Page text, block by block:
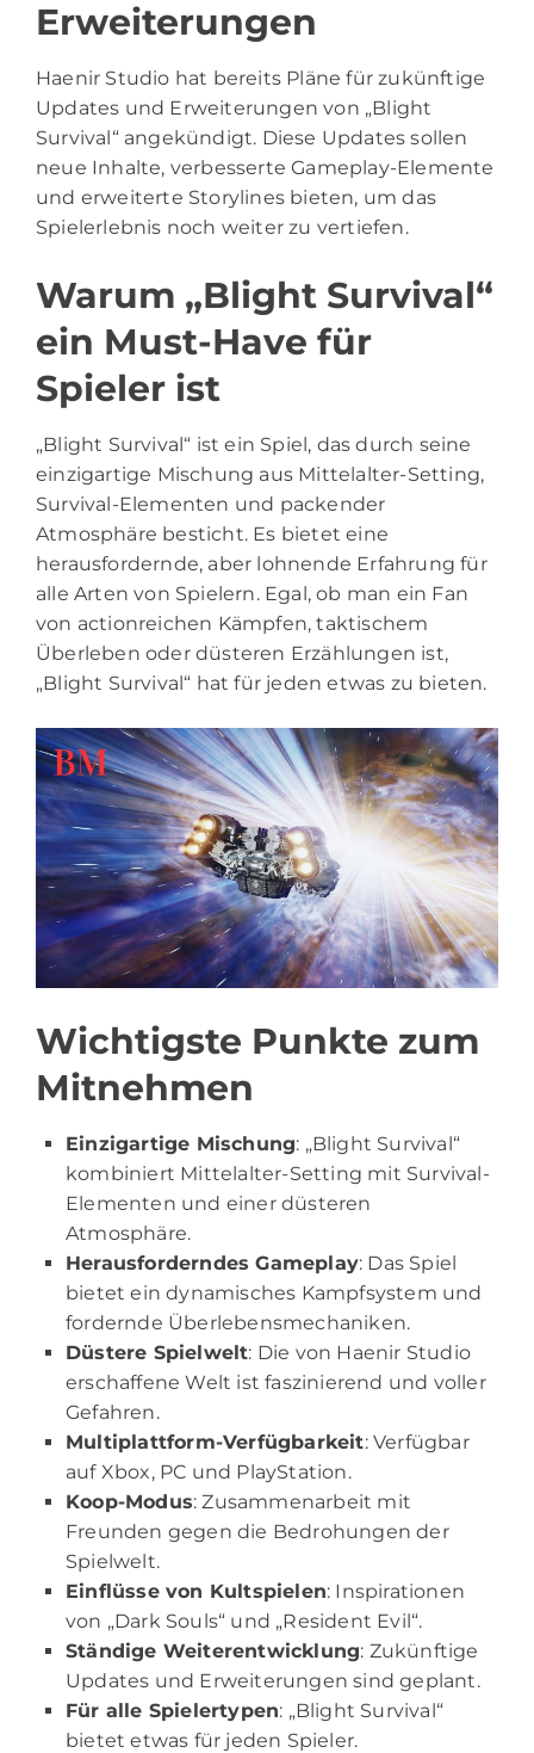
Erweiterungen
Haenir Studio hat bereits Pläne für zukünftige
Updates und Erweiterungen von „Blight
Survival“ angekündigt. Diese Updates sollen
neue Inhalte, verbesserte Gameplay-Elemente
und erweiterte Storylines bieten, um das
Spielerlebnis noch weiter zu vertiefen.
Warum „Blight Survival“
ein Must-Have für
Spieler ist
„Blight Survival“ ist ein Spiel, das durch seine
einzigartige Mischung aus Mittelalter-Setting,
Survival-Elementen und packender
Atmosphäre besticht. Es bietet eine
herausfordernde, aber lohnende Erfahrung für
alle Arten von Spielern. Egal, ob man ein Fan
von actionreichen Kämpfen, taktischem
Überleben oder düsteren Erzählungen ist,
„Blight Survival“ hat für jeden etwas zu bieten.
Wichtigste Punkte zum
Mitnehmen
Einzigartige Mischung: „Blight Survival“
kombiniert Mittelalter-Setting mit Survival-
Elementen und einer düsteren
Atmosphäre.
Herausforderndes Gameplay: Das Spiel
bietet ein dynamisches Kampfsystem und
fordernde Überlebensmechaniken.
Düstere Spielwelt: Die von Haenir Studio
erschaffene Welt ist faszinierend und voller
Gefahren.
Multiplattform-Verfügbarkeit: Verfügbar
auf Xbox, PC und PlayStation.
Koop-Modus: Zusammenarbeit mit
Freunden gegen die Bedrohungen der
Spielwelt.
Einflüsse von Kultspielen: Inspirationen
von „Dark Souls“ und „Resident Evil“.
Ständige Weiterentwicklung: Zukünftige
Updates und Erweiterungen sind geplant.
Für alle Spielertypen: „Blight Survival“
bietet etwas für jeden Spieler.